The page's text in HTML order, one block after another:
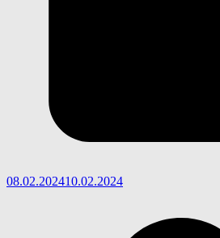
08.02.202410.02.2024